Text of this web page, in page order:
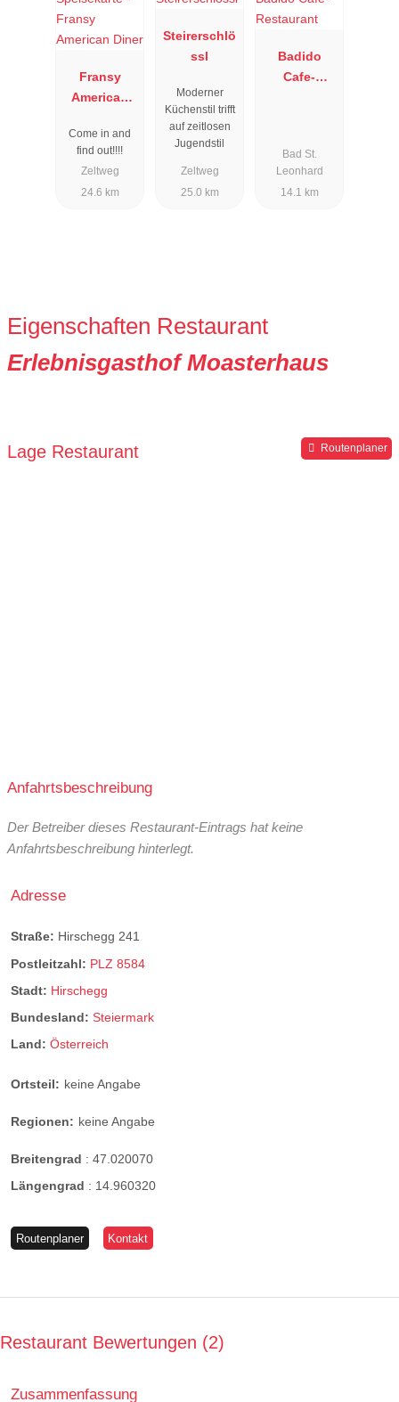
Fransy
American
Come in and
find out!!!!
Zeltweg
24.6 km
Steirerschlö
ssl
Moderner
Küchenstil trifft
auf zeitlosen
Jugendstil
Zeltweg
25.0 km
Badido
Cafe-
Bad St.
Leonhard
14.1 km
Eigenschaften Restaurant
Erlebnisgasthof Moasterhaus
Lage Restaurant Routenplaner
Anfahrtsbeschreibung
Der Betreiber dieses Restaurant-Eintrags hat keine
Anfahrtsbeschreibung hinterlegt.
Adresse
Straße: Hirschegg 241
Postleitzahl: PLZ 8584
Stadt: Hirschegg
Bundesland: Steiermark
Land: Österreich
Ortsteil: keine Angabe
Regionen: keine Angabe
Breitengrad : 47.020070
Längengrad : 14.960320
Routenplaner Kontakt
Restaurant Bewertungen 2
Zusammenfassung